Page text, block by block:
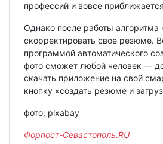
профессий и вовсе
Однако после работы
скорректировать свое резюме.
программой автоматического
фото сможет любой человек —
скачать приложение на свой
кнопку «создать резюме и
фото: pixabay
Форпост-Севастополь.RU